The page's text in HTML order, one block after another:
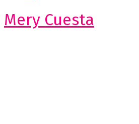
Mery Cuesta